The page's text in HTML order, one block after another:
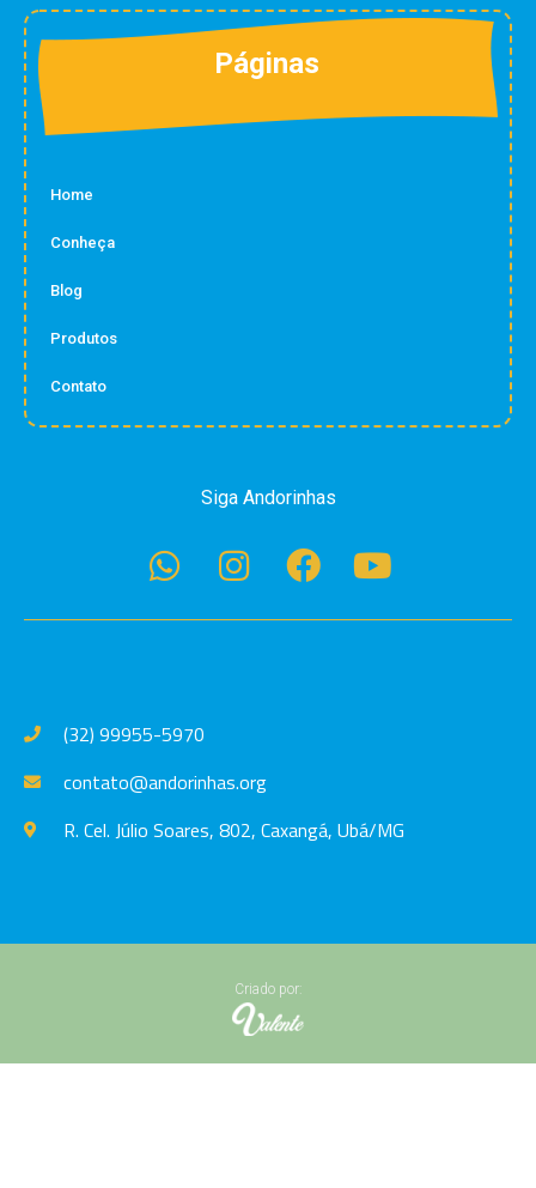
Páginas
Home
Conheça
Blog
Produtos
Contato
Siga Andorinhas
(32) 99955-5970
contato@andorinhas.org
R. Cel. Júlio Soares, 802, Caxangá, Ubá/MG
Criado por: